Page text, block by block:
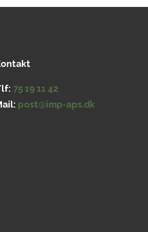
75 19 11 42
post@imp-aps.dk